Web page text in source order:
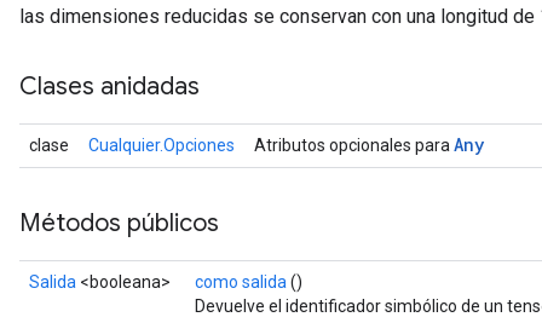
las dimensiones reducidas se conservan con una longitud de
Clases anidadas
clase Cualquier.Opciones Atributos opcionales para Any
Métodos públicos
Salida <booleana> como salida ()
Devuelve el identificador simbólico de un